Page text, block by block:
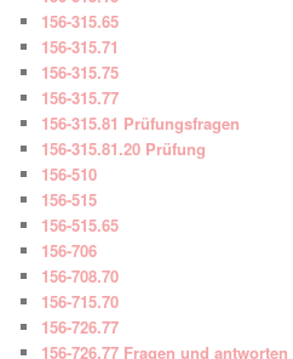
156-315.65
156-315.71
156-315.75
156-315.77
156-315.81 Prüfungsfragen
156-315.81.20 Prüfung
156-510
156-515
156-515.65
156-706
156-708.70
156-715.70
156-726.77
156-726.77 Fragen und antworten